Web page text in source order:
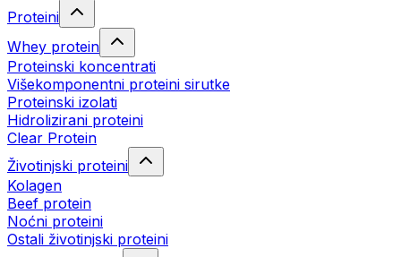
Proteini
Whey protein
Proteinski koncentrati
Višekomponentni proteini sirutke
Proteinski izolati
Hidrolizirani proteini
Clear Protein
Životinjski proteini
Kolagen
Beef protein
Noćni proteini
Ostali životinjski proteini